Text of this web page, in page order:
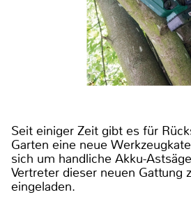
Seit einiger Zeit gibt es für
Garten eine neue
sich um handliche Akku-
Vertreter dieser neuen Gattung
eingeladen.